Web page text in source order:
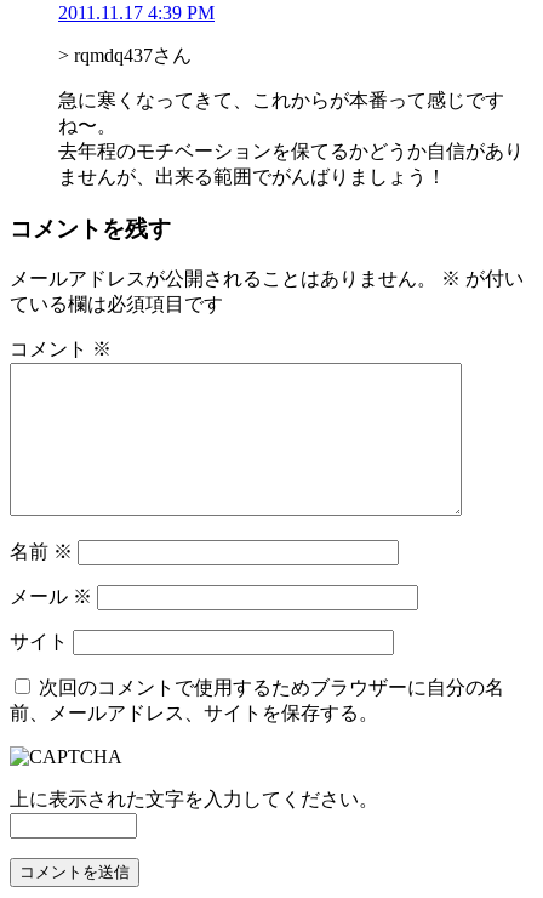
2011.11.17 4:39 PM
> rqmdq437さん
急に寒くなってきて、これからが本番って感じです
ね〜。
去年程のモチベーションを保てるかどうか自信があり
ませんが、出来る範囲でがんばりましょう！
コメントを残す
メールアドレスが公開されることはありません。 ※ が付い
ている欄は必須項目です
コメント ※
名前 ※
メール ※
サイト
次回のコメントで使用するためブラウザーに自分の名
前、メールアドレス、サイトを保存する。
上に表示された文字を入力してください。